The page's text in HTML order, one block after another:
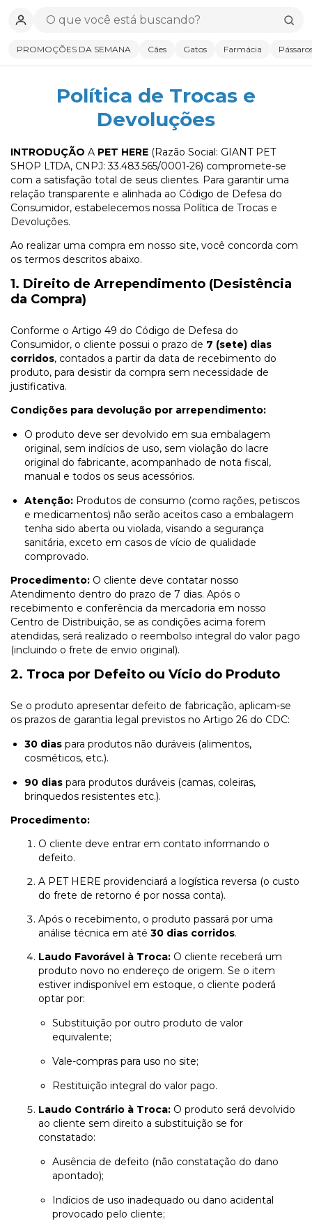
Política de Trocas e
Devoluções
INTRODUÇÃO A PET HERE (Razão Social: GIANT PET
SHOP LTDA, CNPJ: 33.483.565/0001-26) compromete-se
com a satisfação total de seus clientes. Para garantir uma
relação transparente e alinhada ao Código de Defesa do
Consumidor, estabelecemos nossa Política de Trocas e
Devoluções.
Ao realizar uma compra em nosso site, você concorda com
os termos descritos abaixo.
1. Direito de Arrependimento (Desistência
da Compra)
Conforme o Artigo 49 do Código de Defesa do
Consumidor, o cliente possui o prazo de 7 (sete) dias
corridos, contados a partir da data de recebimento do
produto, para desistir da compra sem necessidade de
justificativa.
Condições para devolução por arrependimento:
O produto deve ser devolvido em sua embalagem
original, sem indícios de uso, sem violação do lacre
original do fabricante, acompanhado de nota fiscal,
manual e todos os seus acessórios.
Atenção: Produtos de consumo (como rações, petiscos
e medicamentos) não serão aceitos caso a embalagem
tenha sido aberta ou violada, visando a segurança
sanitária, exceto em casos de vício de qualidade
comprovado.
Procedimento: O cliente deve contatar nosso
Atendimento dentro do prazo de 7 dias. Após o
recebimento e conferência da mercadoria em nosso
Centro de Distribuição, se as condições acima forem
atendidas, será realizado o reembolso integral do valor pago
(incluindo o frete de envio original).
2. Troca por Defeito ou Vício do Produto
Se o produto apresentar defeito de fabricação, aplicam-se
os prazos de garantia legal previstos no Artigo 26 do CDC:
30 dias para produtos não duráveis (alimentos,
cosméticos, etc.).
90 dias para produtos duráveis (camas, coleiras,
brinquedos resistentes etc.).
Procedimento:
O cliente deve entrar em contato informando o
defeito.
A PET HERE providenciará a logística reversa (o custo
do frete de retorno é por nossa conta).
Após o recebimento, o produto passará por uma
análise técnica em até 30 dias corridos.
Laudo Favorável à Troca: O cliente receberá um
produto novo no endereço de origem. Se o item
estiver indisponível em estoque, o cliente poderá
optar por:
Substituição por outro produto de valor
equivalente;
Vale-compras para uso no site;
Restituição integral do valor pago.
Laudo Contrário à Troca: O produto será devolvido
ao cliente sem direito a substituição se for
constatado:
Ausência de defeito (não constatação do dano
apontado);
Indícios de uso inadequado ou dano acidental
provocado pelo cliente;
PROMOÇÕES DA SEMANA Cães Gatos Farmácia